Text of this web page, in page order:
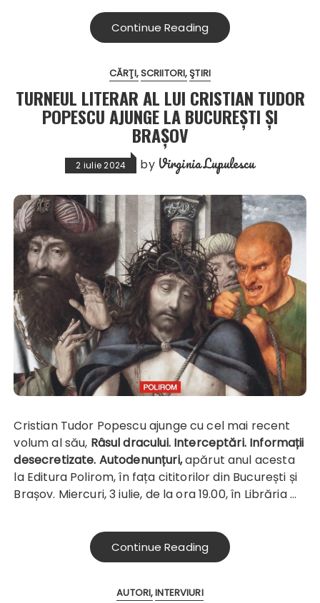
Continue Reading
CĂRŢI SCRIITORI ŞTIRI
TURNEUL LITERAR AL LUI CRISTIAN TUDOR
POPESCU AJUNGE LA BUCUREȘTI ȘI
BRAȘOV
2 iulie 2024 by Virginia Lupulescu
Cristian Tudor Popescu ajunge cu cel mai recent
volum al său, Râsul dracului. Interceptări. Informații
desecretizate. Autodenunțuri,apărut anul acesta
la Editura Polirom, în fața cititorilor din București și
Brașov. Miercuri, 3 iulie, de la ora 19.00, în Librăria …
Continue Reading
AUTORI INTERVIURI